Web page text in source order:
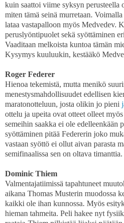
kuin saattoi viime syksyn perusteella
miten tämä seinä murretaan.
lataa vastapalloon myös Medvedev.
peruslyöntipuolet sekä syöttäminen
Vaaditaan melkoista kuntoa tämän
Kysymys kuuluukin, kestääkö
Roger Federer
Hienoa tekemistä, mutta menikö
menestysmahdollisuudet edellisen
maratonotteluun, josta olikin jo pieni
ottelu ja upeita ovat otteet olleet
semeihin saakka ei ole edelleenkään
syöttäminen pitää Federerin joko
vastaan syöttö ei ollut aivan parasta
semifinaalissa sen on oltava timanttia.
Dominic Thiem
Valmentajatiimissä tapahtuneet
aikana Thomas Musterin muodossa
kaikki ole ihan kunnossa. Myös
hieman tahmeita. Peli hakee nyt